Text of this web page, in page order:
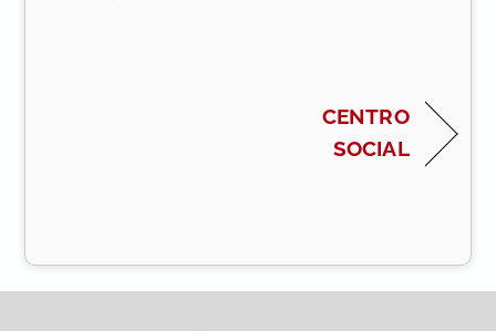
CENTRO
SOCIAL